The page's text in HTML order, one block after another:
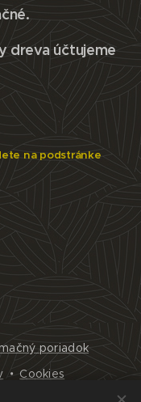
dreva účtujeme
na podstránke
poriadok
Cookies